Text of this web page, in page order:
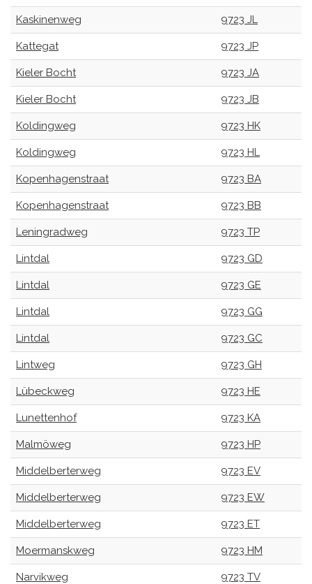
Kaskinenweg 9723 JL
Kattegat 9723 JP
Kieler Bocht 9723 JA
Kieler Bocht 9723 JB
Koldingweg 9723 HK
Koldingweg 9723 HL
Kopenhagenstraat 9723 BA
Kopenhagenstraat 9723 BB
Leningradweg 9723 TP
Lintdal 9723 GD
Lintdal 9723 GE
Lintdal 9723 GG
Lintdal 9723 GC
Lintweg 9723 GH
Lübeckweg 9723 HE
Lunettenhof 9723 KA
Malmöweg 9723 HP
Middelberterweg 9723 EV
Middelberterweg 9723 EW
Middelberterweg 9723 ET
Moermanskweg 9723 HM
Narvikweg 9723 TV